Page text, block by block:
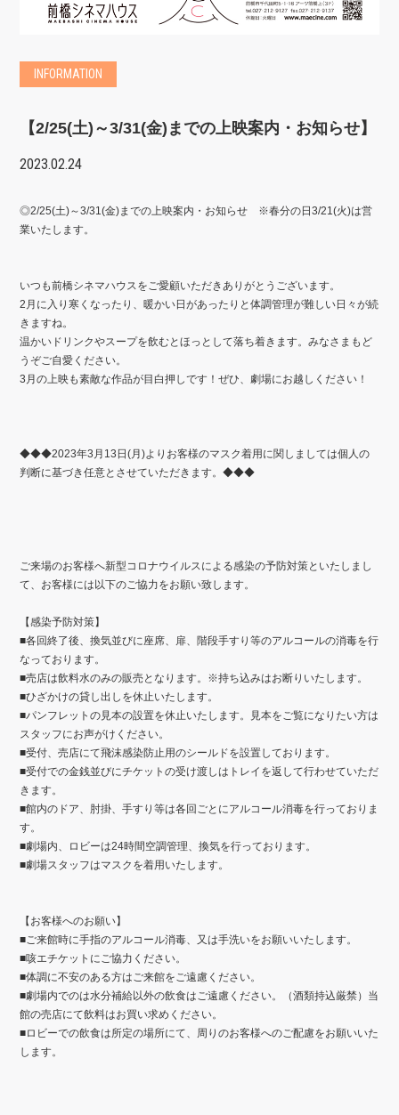
INFORMATION
【2/25(土)～3/31(金)までの上映案内・お知らせ】
2023.02.24
◎2/25(土)～3/31(金)までの上映案内・お知らせ ※春分の日3/21(火)は営
業いたします。
いつも前橋シネマハウスをご愛顧いただきありがとうございます。
2月に入り寒くなったり、暖かい日があったりと体調管理が難しい日々が続
きますね。
温かいドリンクやスープを飲むとほっとして落ち着きます。みなさまもど
うぞご自愛ください。
3月の上映も素敵な作品が目白押しです！ぜひ、劇場にお越しください！
◆◆◆2023年3月13日(月)よりお客様のマスク着用に関しましては個人の
判断に基づき任意とさせていただきます。◆◆◆
ご来場のお客様へ新型コロナウイルスによる感染の予防対策といたしまし
て、お客様には以下のご協力をお願い致します。
【感染予防対策】
■各回終了後、換気並びに座席、扉、階段手すり等のアルコールの消毒を行
なっております。
■売店は飲料水のみの販売となります。※持ち込みはお断りいたします。
■ひざかけの貸し出しを休止いたします。
■パンフレットの見本の設置を休止いたします。見本をご覧になりたい方は
スタッフにお声がけください。
■受付、売店にて飛沫感染防止用のシールドを設置しております。
■受付での金銭並びにチケットの受け渡しはトレイを返して行わせていただ
きます。
■館内のドア、肘掛、手すり等は各回ごとにアルコール消毒を行っておりま
す。
■劇場内、ロビーは24時間空調管理、換気を行っております。
■劇場スタッフはマスクを着用いたします。
【お客様へのお願い】
■ご来館時に手指のアルコール消毒、又は手洗いをお願いいたします。
■咳エチケットにご協力ください。
■体調に不安のある方はご来館をご遠慮ください。
■劇場内でのは水分補給以外の飲食はご遠慮ください。（酒類持込厳禁）当
館の売店にて飲料はお買い求めください。
■ロビーでの飲食は所定の場所にて、周りのお客様へのご配慮をお願いいた
します。